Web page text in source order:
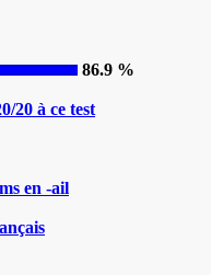
86.9 %
20 à ce test
en -ail